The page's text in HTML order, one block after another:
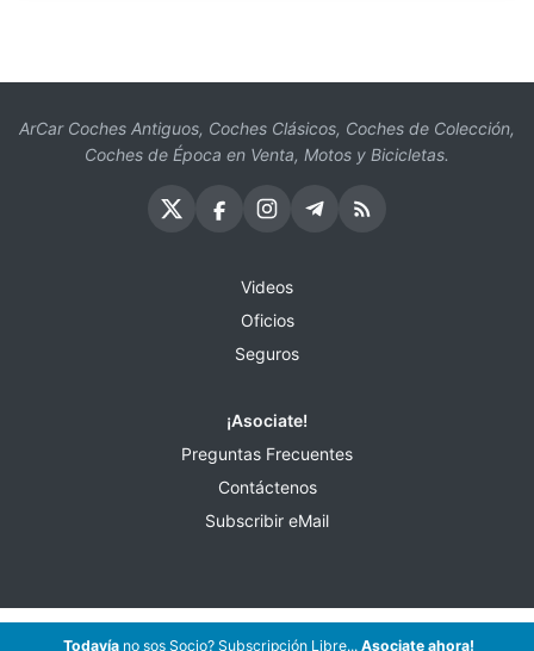
ArCar Coches Antiguos, Coches Clásicos, Coches de Colección,
Coches de Época en Venta, Motos y Bicicletas.
Videos
Oficios
Seguros
¡Asociate!
Preguntas Frecuentes
Contáctenos
Subscribir eMail
Todavíano sos Socio? Subscripción Libre... Asociate ahora!